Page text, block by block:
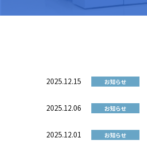
2025.12.15 お知らせ
2025.12.06 お知らせ
2025.12.01 お知らせ